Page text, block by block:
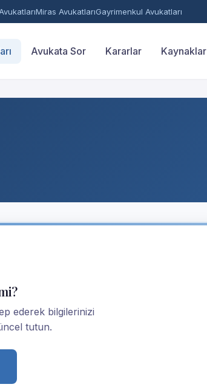
Miras AvukatlarıGayrimenkul Avukatları
Avukata Sor Kararlar Kaynaklar
ederek bilgilerinizi
tutun.